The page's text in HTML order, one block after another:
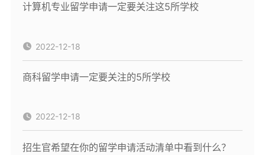
计算机专业留学申请一定要关注这5所学校
2022-12-18
商科留学申请一定要关注的5所学校
2022-12-18
招生官希望在你的留学申请活动清单中看到什么？